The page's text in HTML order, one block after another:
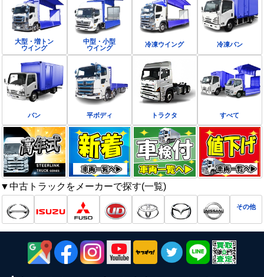
大型・増トン
ウイング
中型・小型
ウイング
冷凍ウイング 冷凍バン
バン 平ボディ トラクタ すべて
▼中古トラックをメーカーで探す(一覧)
その他